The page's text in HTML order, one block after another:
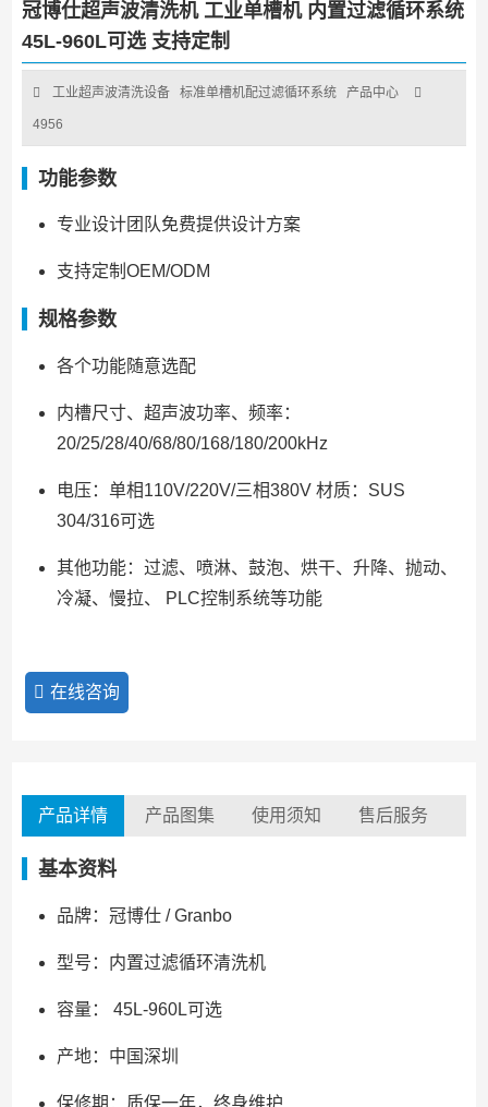
冠博仕超声波清洗机 工业单槽机 内置过滤循环系统
45L-960L可选 支持定制
工业超声波清洗设备 标准单槽机配过滤循环系统 产品中心
4956
功能参数
专业设计团队免费提供设计方案
支持定制OEM/ODM
规格参数
各个功能随意选配
内槽尺寸、超声波功率、频率：
20/25/28/40/68/80/168/180/200kHz
电压：单相110V/220V/三相380V 材质：SUS
304/316可选
其他功能：过滤、喷淋、鼓泡、烘干、升降、抛动、
冷凝、慢拉、 PLC控制系统等功能
在线咨询
产品详情 产品图集 使用须知 售后服务
基本资料
品牌：冠博仕 / Granbo
型号：内置过滤循环清洗机
容量： 45L-960L可选
产地：中国深圳